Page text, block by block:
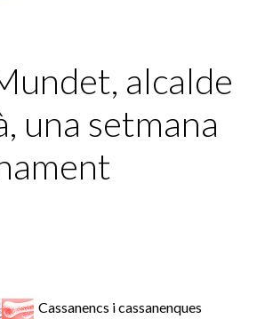
alcalde
una setmana
Cassanencs icassanenques